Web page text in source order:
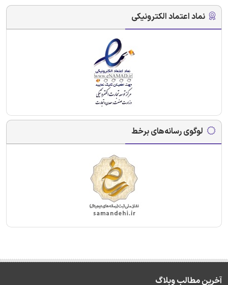
نماد اعتماد الکترونیکی
لوگوی رسانه‌های برخط
آخرین مطالب وبلاگ